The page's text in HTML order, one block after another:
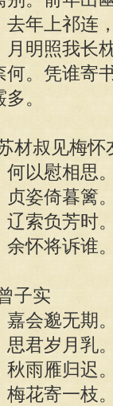
年上祁连
明照我长
。凭谁寄
。
材叔见梅怀
以慰相思
姿倚暮篱
索负芳时
怀将诉谁
子实
会邈无期
君岁月乳
雨雁归迟
花寄一枝